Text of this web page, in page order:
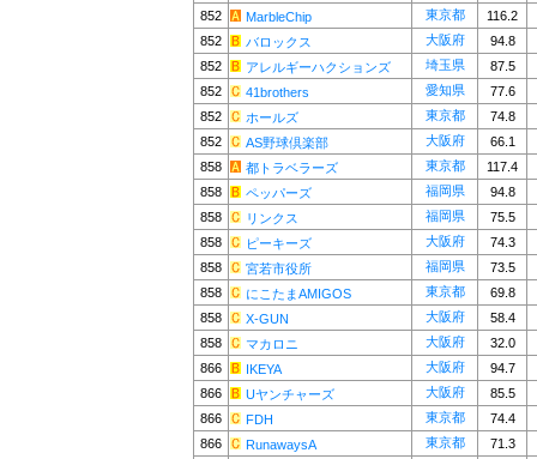
852
MarbleChip 東京都
116.2
852
バロックス 大阪府
94.8
852
アレルギーハクションズ 埼玉県
87.5
852
41brothers 愛知県
77.6
852
ホールズ 東京都
74.8
852
AS野球倶楽部 大阪府
66.1
858
都トラベラーズ 東京都
117.4
858
ペッパーズ 福岡県
94.8
858
リンクス 福岡県
75.5
858
ピーキーズ 大阪府
74.3
858
宮若市役所 福岡県
73.5
858
にこたまAMIGOS 東京都
69.8
858
X-GUN 大阪府
58.4
858
マカロニ 大阪府
32.0
866
IKEYA 大阪府
94.7
866
Uヤンチャーズ 大阪府
85.5
866
FDH 東京都
74.4
866
RunawaysA 東京都
71.3